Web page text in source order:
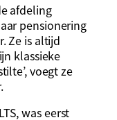
afdeling
pensionering
Ze is altijd
klassieke
voegt ze
was eerst